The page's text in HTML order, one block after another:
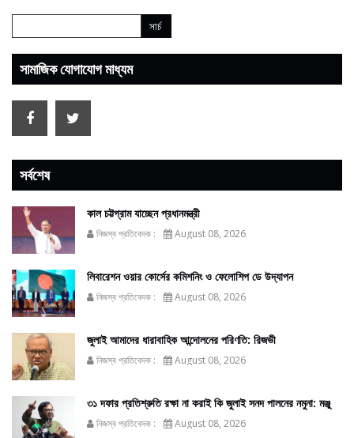
সামাজিক যোগাযোগ মাধ্যম
সর্বশেষ
কাল চট্টগ্রাম যাচ্ছেন প্রধানমন্ত্রী
নিজস্ব প্রতিবেদক : August 08, 2026
লিবারেশন ওয়ার কোর্সের কমিশনিং ও ফেলোশিপ ডে উদ্‌যাপন
নিজস্ব প্রতিবেদক : August 08, 2026
জুলাই আমাদের ধারাবাহিক আন্দোলনের পরিণতি: রিজভী
নিজস্ব প্রতিবেদক : August 08, 2026
৩১ দফার প্রতিশ্রুতি রক্ষা না করাই কি জুলাই সনদ পালনের নমুনা: মঞ্জু
নিজস্ব প্রতিবেদক : August 08, 2026